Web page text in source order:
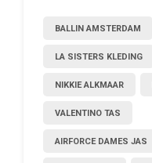
BALLIN AMSTERDAM
LA SISTERS KLEDING
NIKKIE ALKMAAR
VALENTINO TAS
AIRFORCE DAMES JAS